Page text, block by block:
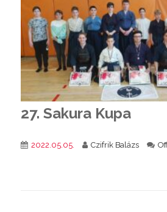
27. Sakura Kupa
2022.05.05. Czifrik Balázs